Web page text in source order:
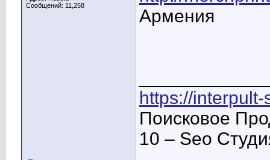
Сообщений: 11,258
Армения
https://
Поисковое
10 – Seo